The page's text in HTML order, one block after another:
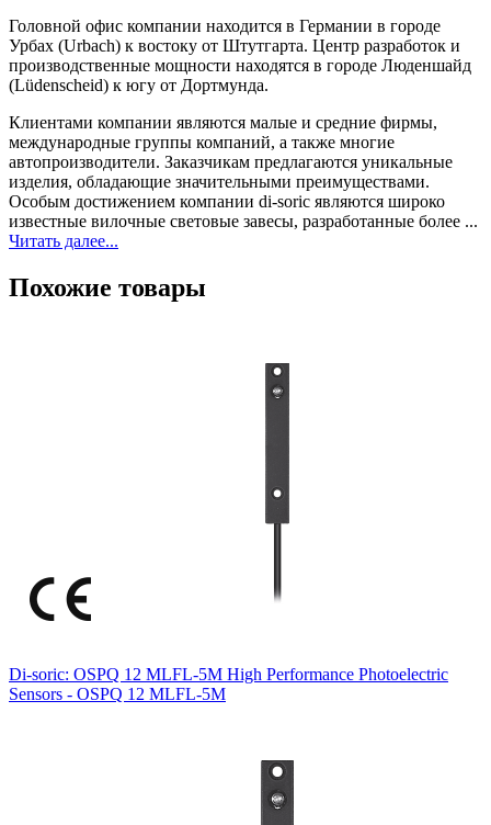
Головной офис компании находится в Германии в городе
Урбах (Urbach) к востоку от Штутгарта. Центр разработок и
производственные мощности находятся в городе Люденшайд
(Lüdenscheid) к югу от Дортмунда.
Клиентами компании являются малые и средние фирмы,
международные группы компаний, а также многие
автопроизводители. Заказчикам предлагаются уникальные
изделия, обладающие значительными преимуществами.
Особым достижением компании di-soric являются широко
известные вилочные световые завесы, разработанные более ...
Читать далее...
Похожие товары
Di-soric: OSPQ 12 MLFL-5M High Performance Photoelectric
Sensors - OSPQ 12 MLFL-5M